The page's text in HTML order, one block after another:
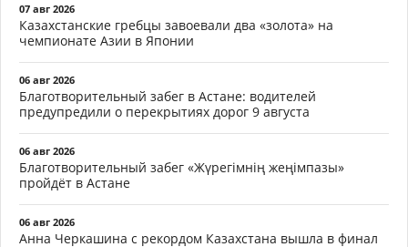
07 авг 2026
Казахстанские гребцы завоевали два «золота» на
чемпионате Азии в Японии
06 авг 2026
Благотворительный забег в Астане: водителей
предупредили о перекрытиях дорог 9 августа
06 авг 2026
Благотворительный забег «Жүрегімнің жеңімпазы»
пройдёт в Астане
06 авг 2026
Анна Черкашина с рекордом Казахстана вышла в финал